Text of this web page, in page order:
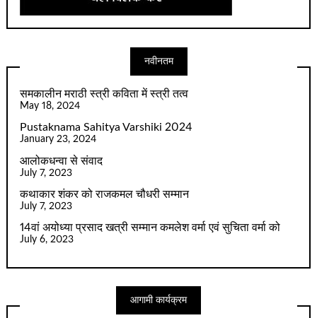
नवीनतम
समकालीन मराठी स्त्री कविता में स्त्री तत्व
May 18, 2024
Pustaknama Sahitya Varshiki 2024
January 23, 2024
आलोकधन्वा से संवाद
July 7, 2023
कथाकार शंकर को राजकमल चौधरी सम्मान
July 7, 2023
14वां अयोध्या प्रसाद खत्री सम्मान कमलेश वर्मा एवं सुचिता वर्मा को
July 6, 2023
आगामी कार्यक्रम